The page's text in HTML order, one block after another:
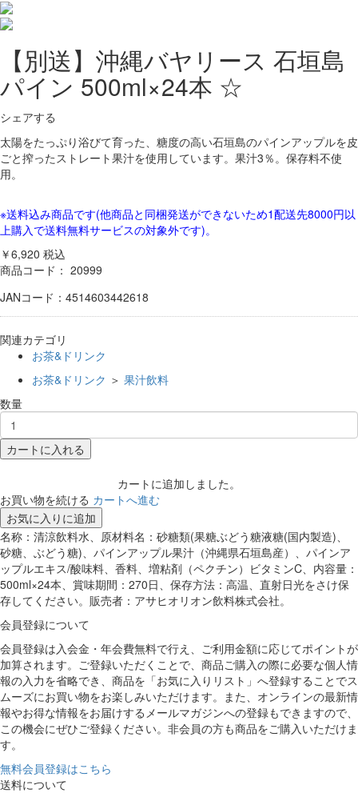
【別送】沖縄バヤリース 石垣島
パイン 500ml×24本 ☆
シェアする
太陽をたっぷり浴びて育った、糖度の高い石垣島のパインアップルを皮
ごと搾ったストレート果汁を使用しています。果汁3％。保存料不使
用。
※送料込み商品です(他商品と同梱発送ができないため1配送先8000円以
上購入で送料無料サービスの対象外です)。
￥6,920 税込
商品コード： 20999
JANコード：4514603442618
関連カテゴリ
お茶&ドリンク
お茶&ドリンク ＞ 果汁飲料
数量
カートに入れる
カートに追加しました。
お買い物を続ける カートへ進む
お気に入りに追加
名称：清涼飲料水、原材料名：砂糖類(果糖ぶどう糖液糖(国内製造)、
砂糖、ぶどう糖)、パインアップル果汁（沖縄県石垣島産）、パインア
ップルエキス/酸味料、香料、増粘剤（ペクチン）ビタミンC、内容量：
500ml×24本、賞味期間：270日、保存方法：高温、直射日光をさけ保
存してください。販売者：アサヒオリオン飲料株式会社。
会員登録について
会員登録は入会金・年会費無料で行え、ご利用金額に応じてポイントが
加算されます。ご登録いただくことで、商品ご購入の際に必要な個人情
報の入力を省略でき、商品を「お気に入りリスト」へ登録することでス
ムーズにお買い物をお楽しみいただけます。また、オンラインの最新情
報やお得な情報をお届けするメールマガジンへの登録もできますので、
この機会にぜひご登録ください。非会員の方も商品をご購入いただけま
す。
無料会員登録はこちら
送料について